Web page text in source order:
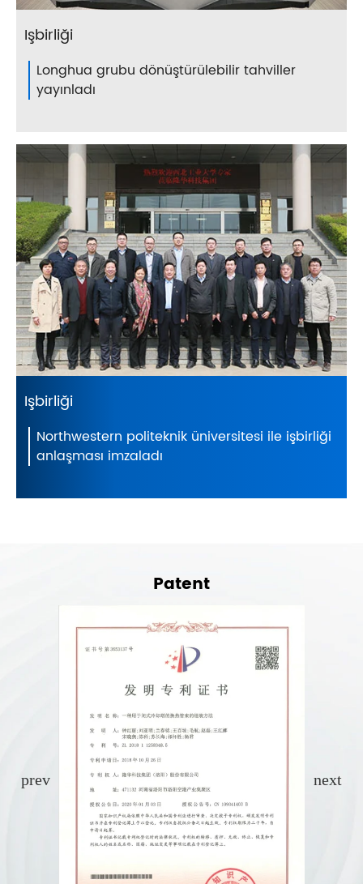
Işbirliği
Longhua grubu dönüştürülebilir tahviller
yayınladı
Işbirliği
Northwestern politeknik üniversitesi ile işbirliği
anlaşması imzaladı
Patent